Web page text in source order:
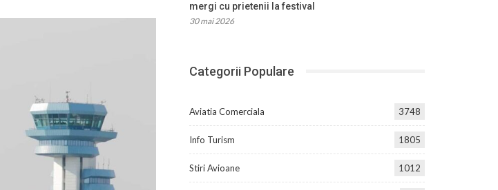
mergi cu prietenii la festival
30 mai 2026
Categorii Populare
Aviatia Comerciala 3748
Info Turism 1805
Stiri Avioane 1012